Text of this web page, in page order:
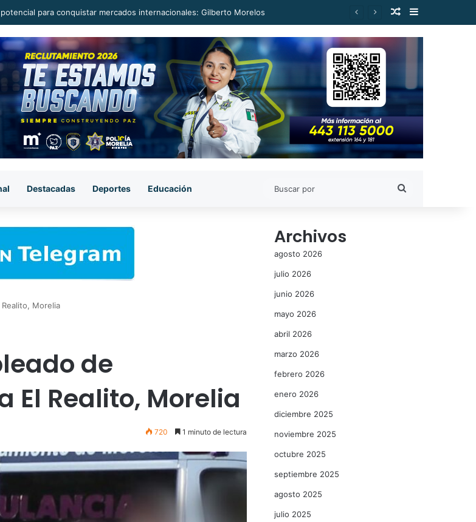
para conquistar mercados internacionales: Gilberto Morelos Publicación al
Barra lateral
Destacadas Deportes Educación
Morelia
de
El Realito, Morelia
720 1 minuto de lectura
Archivos
agosto 2026
julio 2026
junio 2026
mayo 2026
abril 2026
marzo 2026
febrero 2026
enero 2026
diciembre 2025
noviembre 2025
octubre 2025
septiembre 2025
agosto 2025
julio 2025